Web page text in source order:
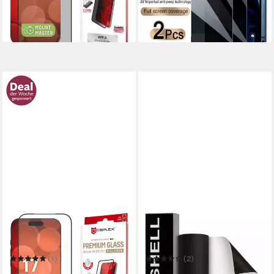
-52%
in 4-5 Werktagen bei dir
in 4-5 Werktagen bei dir
DISPLEX
Displayschutzglas Premium
Glass Screen Protector mit
EASY-ON MountMaster
(1)
ab 11,99 € 22,99 €
BLACKSHELL
Schutzfolie Transparente und
Matt Schwarze
Lackschutzfolien Zuschnitte
(2)
ab 18,99 €